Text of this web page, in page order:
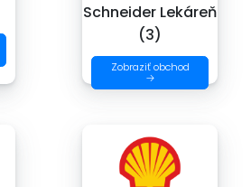
Schneider Lekáreň
(3)
Zobraziť obchod
→